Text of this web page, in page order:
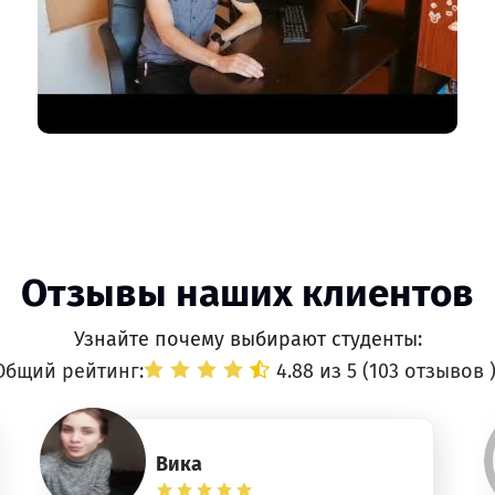
Отзывы наших клиентов
Узнайте почему выбирают студенты:
рейтинг:
4.88 из 5 (103 отзывов )
Вика